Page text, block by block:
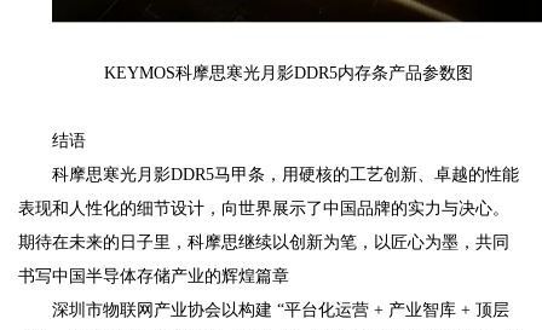
KEYMOS科摩思寒光月影DDR5内存条产品参数图
结语
科摩思寒光月影DDR5马甲条，用硬核的工艺创新、卓越的性能
表现和人性化的细节设计，向世界展示了中国品牌的实力与决心。
期待在未来的日子里，科摩思继续以创新为笔，以匠心为墨，共同
书写中国半导体存储产业的辉煌篇章
深圳市物联网产业协会以构建 “平台化运营 + 产业智库 + 顶层